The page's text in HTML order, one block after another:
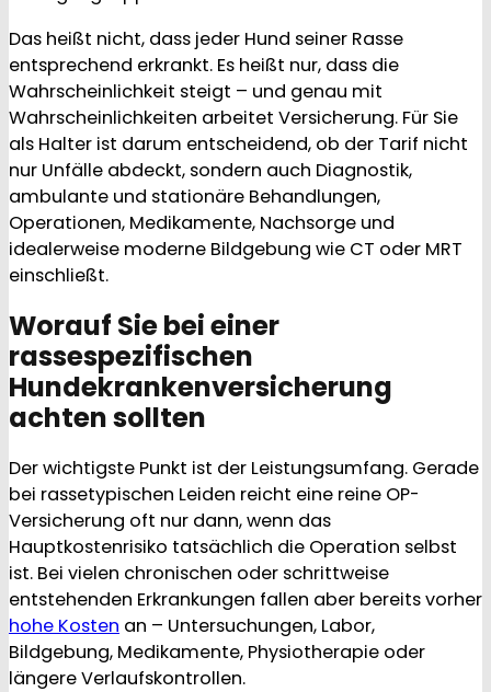
Das heißt nicht, dass jeder Hund seiner Rasse
entsprechend erkrankt. Es heißt nur, dass die
Wahrscheinlichkeit steigt – und genau mit
Wahrscheinlichkeiten arbeitet Versicherung. Für Sie
als Halter ist darum entscheidend, ob der Tarif nicht
nur Unfälle abdeckt, sondern auch Diagnostik,
ambulante und stationäre Behandlungen,
Operationen, Medikamente, Nachsorge und
idealerweise moderne Bildgebung wie CT oder MRT
einschließt.
Worauf Sie bei einer
rassespezifischen
Hundekrankenversicherung
achten sollten
Der wichtigste Punkt ist der Leistungsumfang. Gerade
bei rassetypischen Leiden reicht eine reine OP-
Versicherung oft nur dann, wenn das
Hauptkostenrisiko tatsächlich die Operation selbst
ist. Bei vielen chronischen oder schrittweise
entstehenden Erkrankungen fallen aber bereits vorher
hohe Kosten an – Untersuchungen, Labor,
Bildgebung, Medikamente, Physiotherapie oder
längere Verlaufskontrollen.